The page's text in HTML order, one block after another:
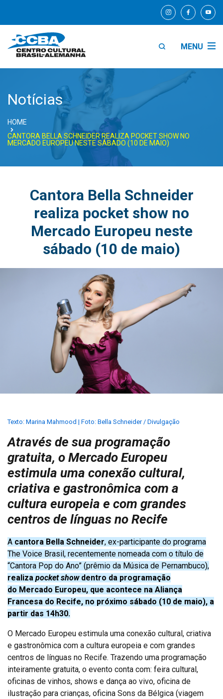
MENU
Notícias
HOME
CANTORA BELLA SCHNEIDER REALIZA POCKET SHOW NO
MERCADO EUROPEU NESTE SÁBADO (10 DE MAIO)
Cantora Bella Schneider
realiza pocket show no
Mercado Europeu neste
sábado (10 de maio)
Texto: Marina Mahmood | Foto: Bella Schneider / Divulgação
Através de sua programação
gratuita, o Mercado Europeu
estimula uma conexão cultural,
criativa e gastronômica com a
cultura europeia e com grandes
centros de línguas no Recife
A cantora Bella Schneider, ex-participante do programa
The Voice Brasil, recentemente nomeada com o título de
“Cantora Pop do Ano” (prêmio da Música de Pernambuco),
realiza pocket showdentro da programação
do Mercado Europeu, que acontece na Aliança
Francesa do Recife, no próximo sábado (10 de maio), a
partir das 14h30.
O Mercado Europeu estimula uma conexão cultural, criativa
e gastronômica com a cultura europeia e com grandes
centros de línguas no Recife. Trazendo uma programação
inteiramente gratuita, o evento conta com: feira cultural,
oficinas de vinhos, shows e dança ao vivo, oficina de
ilustração para crianças, oficina Sons da Bélgica (viagem